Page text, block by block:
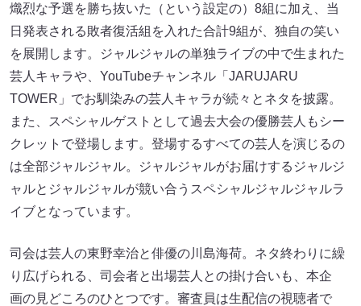
熾烈な予選を勝ち抜いた（という設定の）8組に加え、当
日発表される敗者復活組を入れた合計9組が、独自の笑い
を展開します。ジャルジャルの単独ライブの中で生まれた
芸人キャラや、YouTubeチャンネル「JARUJARU
TOWER」でお馴染みの芸人キャラが続々とネタを披露。
また、スペシャルゲストとして過去大会の優勝芸人もシー
クレットで登場します。登場するすべての芸人を演じるの
は全部ジャルジャル。ジャルジャルがお届けするジャルジ
ャルとジャルジャルが競い合うスペシャルジャルジャルラ
イブとなっています。
司会は芸人の東野幸治と俳優の川島海荷。ネタ終わりに繰
り広げられる、司会者と出場芸人との掛け合いも、本企
画の見どころのひとつです。審査員は生配信の視聴者で